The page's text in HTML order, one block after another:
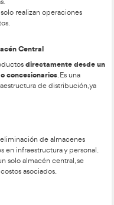
en diferentes